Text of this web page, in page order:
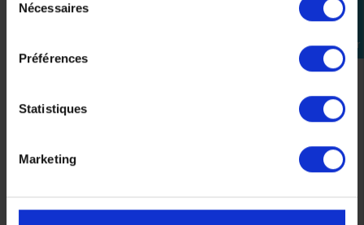
Nécessaires
Préférences
Statistiques
Marketing
perm_identity
connecter